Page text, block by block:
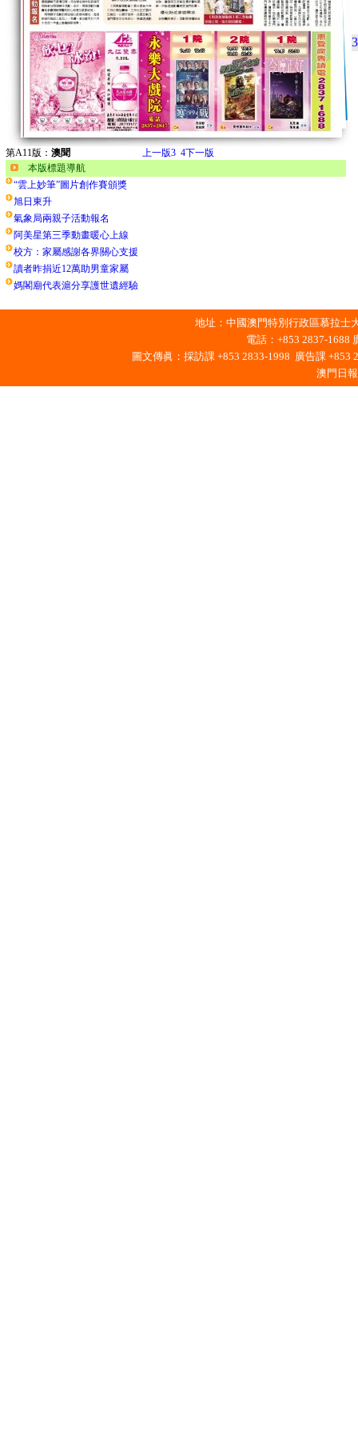
第A11版： 澳聞 上一版3 4下一版
本版標題導航
“雲上妙筆”圖片創作賽頒獎
旭日東升
氣象局兩親子活動報名
阿美星第三季動畫暖心上線
校方：家屬感謝各界關心支援
讀者昨捐近12萬助男童家屬
媽閣廟代表滬分享護世遺經驗
3